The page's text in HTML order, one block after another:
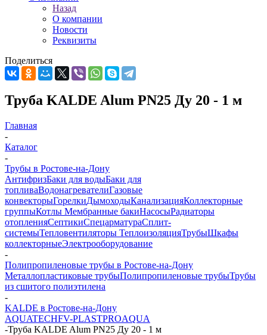
Назад
О компании
Новости
Реквизиты
Поделиться
Труба KALDE Alum PN25 Ду 20 - 1 м
Главная
-
Каталог
-
Трубы в Ростове-на-Дону
АнтифризБаки для водыБаки для
топливаВодонагревателиГазовые
конвекторыГорелкиДымоходыКанализацияКоллекторные
группыКотлы Мембранные бакиНасосыРадиаторы
отопленияСептикиСпецарматураСплит-
системыТепловентиляторы ТеплоизоляцияТрубыШкафы
коллекторныеЭлектрооборудование
-
Полипропиленовые трубы в Ростове-на-Дону
Металлопластиковые трубыПолипропиленовые трубыТрубы
из сшитого полиэтилена
-
KALDE в Ростове-на-Дону
AQUATECHFV-PLASTPROAQUA
-Труба KALDE Alum PN25 Ду 20 - 1 м